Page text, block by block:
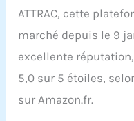
ATTRAC, cette
marché depuis le 9
excellente
5,0 sur 5 étoiles,
sur Amazon.fr.